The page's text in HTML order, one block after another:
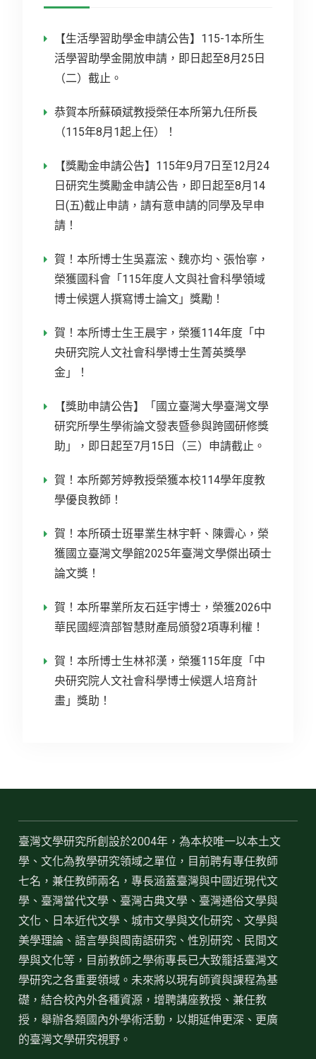
【生活學習助學金申請公告】115-1本所生
活學習助學金開放申請，即日起至8月25日
（二）截止。
恭賀本所蘇碩斌教授榮任本所第九任所長
（115年8月1起上任）！
【獎勵金申請公告】115年9月7日至12月24
日研究生獎勵金申請公告，即日起至8月14
日(五)截止申請，請有意申請的同學及早申
請！
賀！本所博士生吳嘉浤、魏亦均、張怡寧，
榮獲國科會「115年度人文與社會科學領域
博士候選人撰寫博士論文」獎勵！
賀！本所博士生王晨宇，榮獲114年度「中
央研究院人文社會科學博士生菁英獎學
金」！
【獎助申請公告】「國立臺灣大學臺灣文學
研究所學生學術論文發表暨參與跨國研修獎
助」，即日起至7月15日（三）申請截止。
賀！本所鄭芳婷教授榮獲本校114學年度教
學優良教師！
賀！本所碩士班畢業生林宇軒、陳霽心，榮
獲國立臺灣文學館2025年臺灣文學傑出碩士
論文獎！
賀！本所畢業所友石廷宇博士，榮獲2026中
華民國經濟部智慧財產局頒發2項專利權！
賀！本所博士生林祁漢，榮獲115年度「中
央研究院人文社會科學博士候選人培育計
畫」獎助！
臺灣文學研究所創設於2004年，為本校唯一以本土文
學、文化為教學研究領域之單位，目前聘有專任教師
七名，兼任教師兩名，專長涵蓋臺灣與中國近現代文
學、臺灣當代文學、臺灣古典文學、臺灣通俗文學與
文化、日本近代文學、城市文學與文化研究、文學與
美學理論、語言學與閩南語研究、性別研究、民間文
學與文化等，目前教師之學術專長已大致籠括臺灣文
學研究之各重要領域。未來將以現有師資與課程為基
礎，結合校內外各種資源，增聘講座教授、兼任教
授，舉辦各類國內外學術活動，以期延伸更深、更廣
的臺灣文學研究視野。